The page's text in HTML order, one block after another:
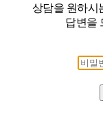
상담을 원하시
답변을